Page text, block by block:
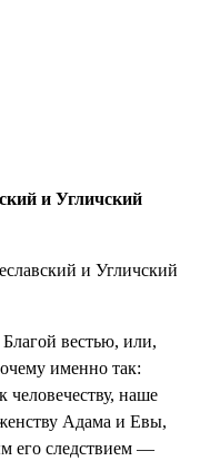
и Угличский
и Угличский
вестью, или,
именно так:
наше
Адама и Евы,
его следствием —